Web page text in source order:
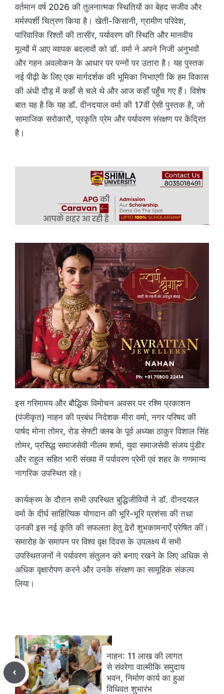
वर्तमान वर्ष 2026 की तुलनात्मक स्थितियों का बेहद सजीव और
मर्मस्पर्शी चित्रण किया है। खेती-किसानी, ग्रामीण परिवेश,
पारिवारिक रिश्तों की तासीर, पर्यावरण की स्थिति और मानवीय
मूल्यों में आए व्यापक बदलावों को डॉ. वर्मा ने अपने निजी अनुभवों
और गहन अवलोकन के आधार पर पन्नों पर उतारा है। यह पुस्तक
नई पीढ़ी के लिए एक मार्गदर्शक की भूमिका निभाएगी कि हम विकास
की अंधी दौड़ में कहाँ से चले थे और आज कहाँ पहुँच गए हैं। विशेष
बात यह है कि यह डॉ. दीनदयाल वर्मा की 17वीं ऐसी पुस्तक है, जो
सामाजिक सरोकारों, प्रकृति प्रेम और पर्यावरण संरक्षण पर केंद्रित
है।
इस गरिमामय और बौद्धिक विमोचन अवसर पर रश्मि प्रकाशन
(पंजीकृत) नाहन की प्रबंध निदेशक मीरा वर्मा, नगर परिषद की
पार्षद मोना तोमर, रोड सेफ्टी क्लब के पूर्व अध्यक्ष ठाकुर विशाल सिंह
तोमर, प्रसिद्ध समाजसेवी नीलम शर्मा, युवा समाजसेवी संजय पुंडीर
और राहुल सहित भारी संख्या में पर्यावरण प्रेमी एवं शहर के गणमान्य
नागरिक उपस्थित रहे।
कार्यक्रम के दौरान सभी उपस्थित बुद्धिजीवियों ने डॉ. दीनदयाल
वर्मा के दीर्घ साहित्यिक योगदान की भूरि-भूरि प्रशंसा की तथा
उनकी इस नई कृति की सफलता हेतु ढेरों शुभकामनाएँ प्रेषित कीं।
समारोह के समापन पर विश्व वृक्ष दिवस के उपलक्ष्य में सभी
उपस्थितजनों ने पर्यावरण संतुलन को बनाए रखने के लिए अधिक से
अधिक वृक्षारोपण करने और उनके संरक्षण का सामूहिक संकल्प
लिया।
नाहन: 11 लाख की लागत
से संवरेगा वाल्मीकि समुदाय
भवन, निर्माण कार्य का हुआ
विधिवत शुभारंभ